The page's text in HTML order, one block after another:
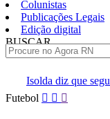
Colunistas
Publicações Legais
Edição digital
BUSCAR
segurança no
Pular
Futebol